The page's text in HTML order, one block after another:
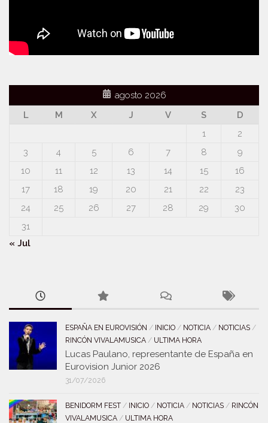
agosto 2026
L
M X J V S
D
1
2
3
4 5 6 7 8
9
10
11 12 13 14 15
16
17
18 19 20 21 22
23
24
25 26 27 28 29
30
31
« Jul
ESPAÑA EN EUROVISIÓN / INICIO / NOTICIA / NOTICIAS /
RINCÓN VIVALAMUSICA / ULTIMA HORA
Lucas Paulano, representante de España en
Eurovision Junior 2026
31/07/2026
BENIDORM FEST / INICIO / NOTICIA / NOTICIAS / RINCÓN
VIVALAMUSICA / ULTIMA HORA